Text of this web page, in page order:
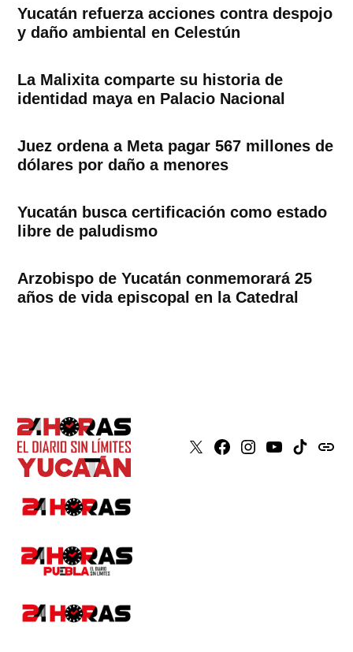
Yucatán refuerza acciones contra despojo
y daño ambiental en Celestún
La Malixita comparte su historia de
identidad maya en Palacio Nacional
Juez ordena a Meta pagar 567 millones de
dólares por daño a menores
Yucatán busca certificación como estado
libre de paludismo
Arzobispo de Yucatán conmemorará 25
años de vida episcopal en la Catedral
X Faceboook
Instagram
YoutubeTiktokissuu